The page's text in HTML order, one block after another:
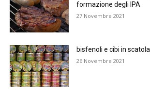
formazione degli IPA
27 Novembre 2021
bisfenoli e cibi in scatola
26 Novembre 2021